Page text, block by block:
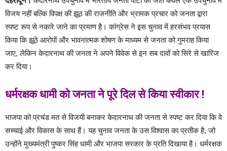
विजय नहीं बल्कि विपक्ष की झूठ की राजनीति और भ्रामक प्रचार को जनता द्वारा
स्पष्ट रूप से नकारे जाने का प्रमाण है। कांग्रेस ने इस चुनाव में हरसंभव प्रयास
किया कि झूठे आरोपों और भावनात्मक शोषण के माध्यम से जनता को गुमराह किया
जाए, लेकिन केदारनाथ की जनता ने अपने विवेक से इन सब दावों को सिरे से खारिज
कर दिया।
धर्मरक्षक धामी को जनता ने पूरे दिल से किया स्वीकार !
भाजपा को प्रचंड मत से विजयी बनाकर केदारनाथ की जनता से स्पष्ट कर दिया कि वे
सच्चाई और विकास के साथ हैं। यह चुनाव जनता के उस विश्वास का प्रतीक है, जो
उन्होंने मुख्यमंत्री पुष्कर सिंह धामी और भाजपा सरकार के प्रति दिखाया है। धर्मरक्षक